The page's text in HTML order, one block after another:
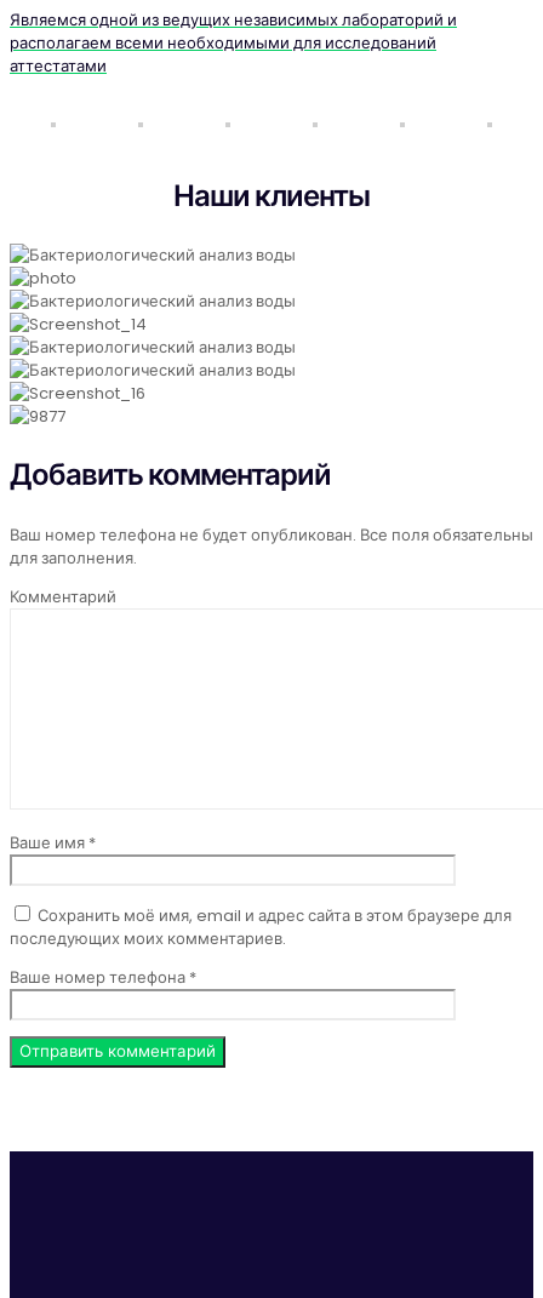
Являемся одной из ведущих независимых лабораторий и
располагаем всеми необходимыми для исследований
аттестатами
Наши клиенты
Добавить комментарий
Ваш номер телефона не будет опубликован. Все поля обязательны
для заполнения.
Комментарий
Ваше имя *
Сохранить моё имя, email и адрес сайта в этом браузере для
последующих моих комментариев.
Ваше номер телефона *